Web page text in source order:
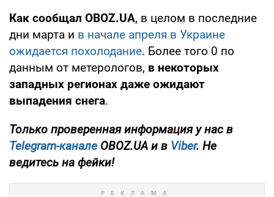
Как сообщал OBOZ.UA, в целом в последние
дни марта и в начале апреля в Украине
ожидается похолодание. Более того 0 по
данным от метерологов, в некоторых
западных регионах даже ожидают
выпадения снега.
Только проверенная информация у нас в
Telegram-канале OBOZ.UA и в Viber. Не
ведитесь на фейки!